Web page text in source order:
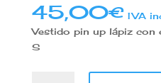
45,00€ IVA
Vestido pin up lápiz con
S